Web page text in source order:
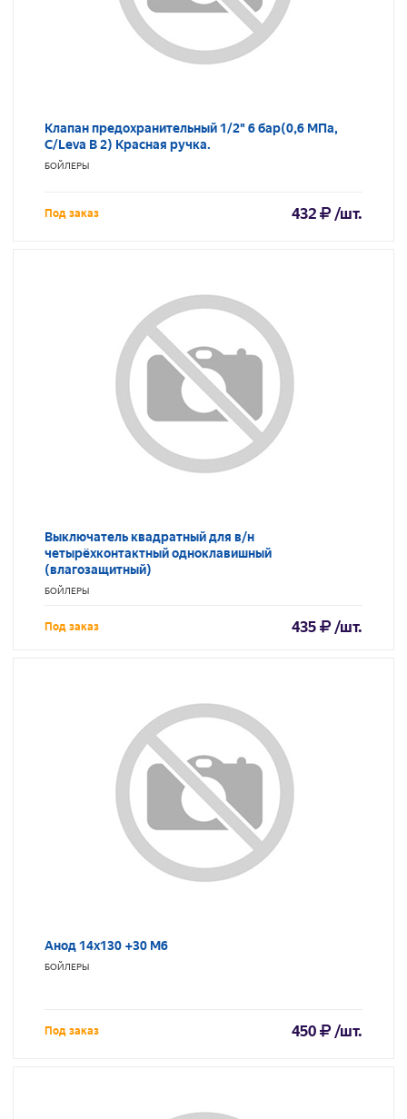
Клапан предохранительный 1/2" 6 бар(0,6 МПа,
C/Leva B 2) Красная ручка.
БОЙЛЕРЫ
Под заказ 432 /шт.
Выключатель квадратный для в/н
четырёхконтактный одноклавишный
(влагозащитный)
БОЙЛЕРЫ
Под заказ 435 /шт.
Анод 14х130 +30 М6
БОЙЛЕРЫ
Под заказ 450 /шт.